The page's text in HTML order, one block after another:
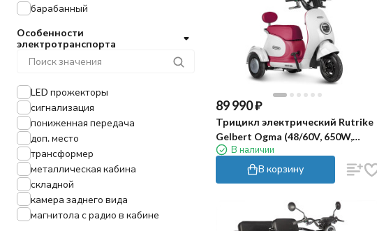
89 990₽
Трицикл электрический Rutrike
Gelbert Ogma (48/60V, 650W,
бело-красный)
В наличии
В корзину
барабанный
Особенности
электротранспорта
LED прожекторы
сигнализация
пониженная передача
доп. место
трансформер
металлическая кабина
складной
камера заднего вида
магнитола с радио в кабине